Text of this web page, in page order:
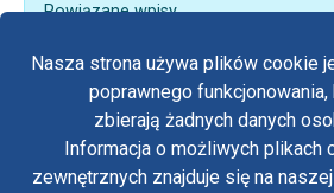
Nasza strona używa plików cookie
poprawnego
zbierają żadnych danych
Informacja o możliwych plikach
zewnętrznych znajduje się na
Powiązane wpisy
Pawełkowe rozważanie dzień VI